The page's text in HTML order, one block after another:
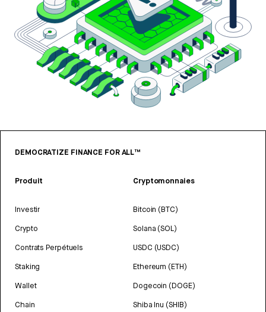
DEMOCRATIZE FINANCE FOR ALL™
Produit
Investir
Crypto
Contrats Perpétuels
Staking
Wallet
Chain
Cryptomonnaies
Bitcoin (BTC)
Solana (SOL)
USDC (USDC)
Ethereum (ETH)
Dogecoin (DOGE)
Shiba Inu (SHIB)